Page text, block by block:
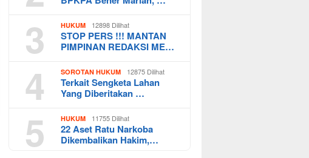
3 HUKUM 12898 Dilihat
STOP PERS !!! MANTAN
PIMPINAN REDAKSI ME…
4 SOROTAN HUKUM 12875 Dilihat
Terkait Sengketa Lahan
Yang Diberitakan …
5 HUKUM 11755 Dilihat
22 Aset Ratu Narkoba
Dikembalikan Hakim,…